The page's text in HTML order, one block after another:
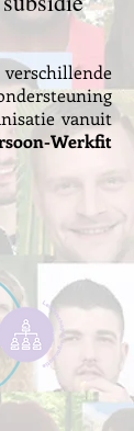
vanuit
Werkfit